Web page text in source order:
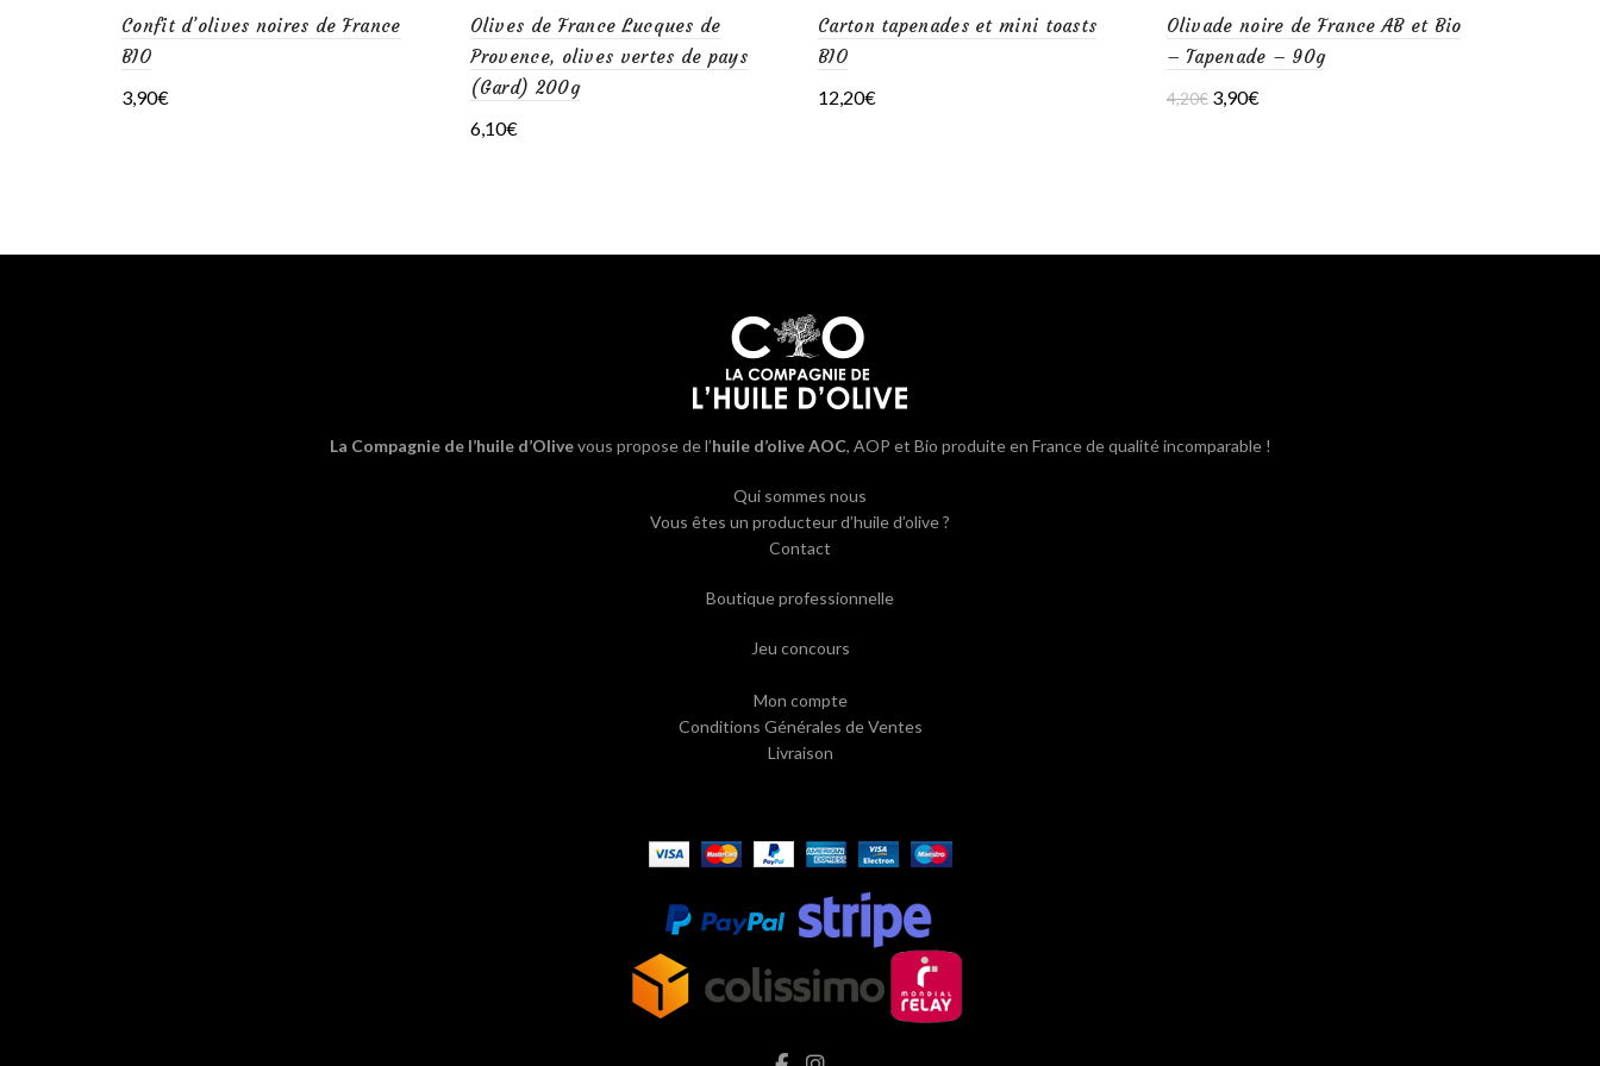
du
Confit d’olives noires de France
BIO
3,90€
Olives de France Lucques de
Provence, olives vertes de pays
(Gard) 200g
6,10€
Carton tapenades et mini toasts
BIO
12,20€
Olivade noire de France AB et Bio
– Tapenade – 90g
4,20€ Le
3,90€Le
La Compagnie de l’huile d’Olivevous propose de l’huile d’olive AOC, AOP et Bio produite en France de qualité incomparable !
Qui sommes nous
Vous êtes un producteur d’huile d’olive ?
Contact
Boutique professionnelle
Jeu concours
Mon compte
Conditions Générales de Ventes
Livraison